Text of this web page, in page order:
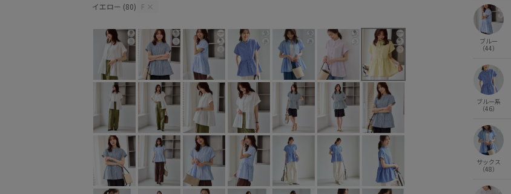
イエロー (80) F ×
ブルー
（44）
ブルー系
（46）
サックス
（48）